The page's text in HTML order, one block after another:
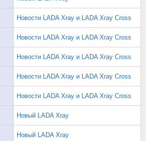
Новости LADA Xray и LADA Xray Cross
Новости LADA Xray и LADA Xray Cross
Новости LADA Xray и LADA Xray Cross
Новости LADA Xray и LADA Xray Cross
Новости LADA Xray и LADA Xray Cross
Новый LADA Xray
Новый LADA Xray